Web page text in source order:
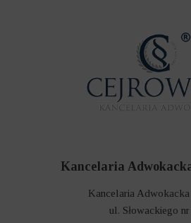
Kancelaria
Kancelaria
ul. Słowackiego